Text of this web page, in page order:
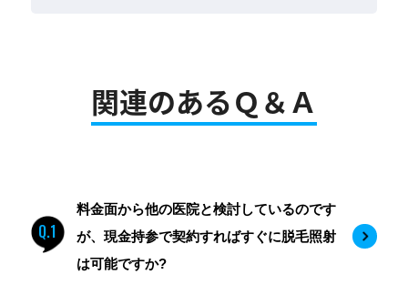
関連のあるＱ＆Ａ
Q.1
料金面から他の医院と検討しているのです
が、現金持参で契約すればすぐに脱毛照射
は可能ですか?